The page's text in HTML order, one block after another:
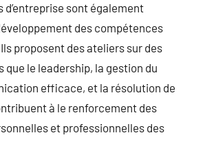
sont également
des compétences
proposent des ateliers sur des
que le leadership, la gestion du
efficace, et la résolution de
à le renforcement des
et professionnelles des